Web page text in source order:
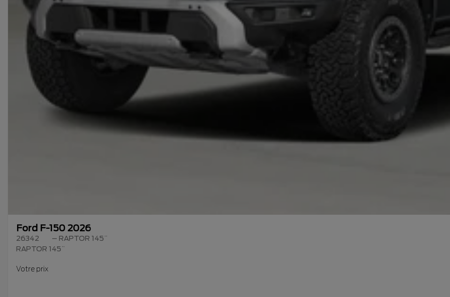
Ford F-150 2026
26342
– RAPTOR 145¨
RAPTOR 145¨
Votre prix